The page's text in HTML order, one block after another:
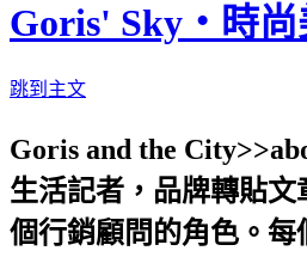
Goris' Sky‧時尚
跳到主文
Goris and the
生活記者，品牌轉貼
個行銷顧問的角色。